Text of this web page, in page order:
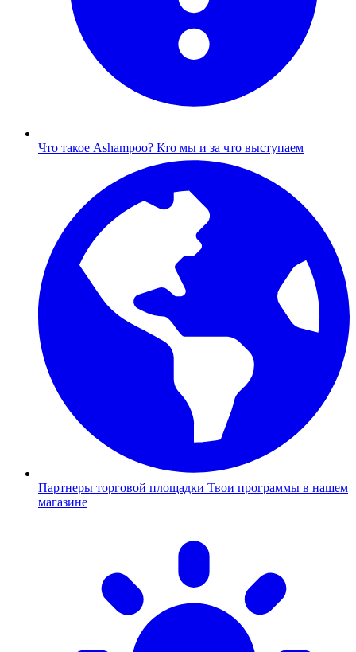
Что такое Ashampoo? Кто мы и за что выступаем
Партнеры торговой площадки Твои программы в нашем
магазине